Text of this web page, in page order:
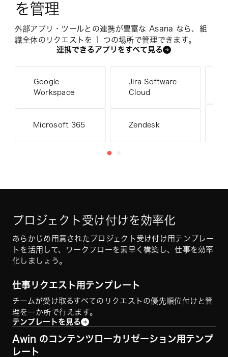
を管理
外部アプリ・ツールとの連携が豊富な Asana なら、組
織全体のリクエストを 1 つの場所で管理できます。
連携できるアプリをすべて見る
Google
Workspace
Microsoft 365
Jira Software
Cloud
Zendesk
プロジェクト受け付けを効率化
あらかじめ用意されたプロジェクト受け付け用テンプレー
トを活用して、ワークフローを素早く構築し、仕事を効率
化しましょう。
仕事リクエスト用テンプレート
チームが受け取るすべてのリクエストの優先順位付けと管
理を一か所で行えます。
テンプレートを見る
Awin のコンテンツローカリゼーション用テンプ
レート